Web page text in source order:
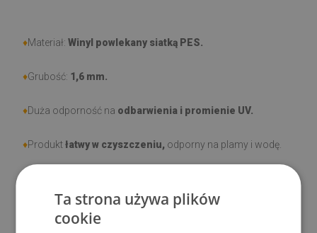
♦Materiał: Winyl powlekany siatką PES.
♦Grubość: 1,6 mm.
♦Duża odporność na odbarwienia i promienie UV.
♦Produktłatwy w czyszczeniu, odporny na plamy i wodę.
użytkowaniu wynikające z upływu czasu (np. przetarcia) nie
podlegają reklamacjom.
Ta strona używa plików
cookie